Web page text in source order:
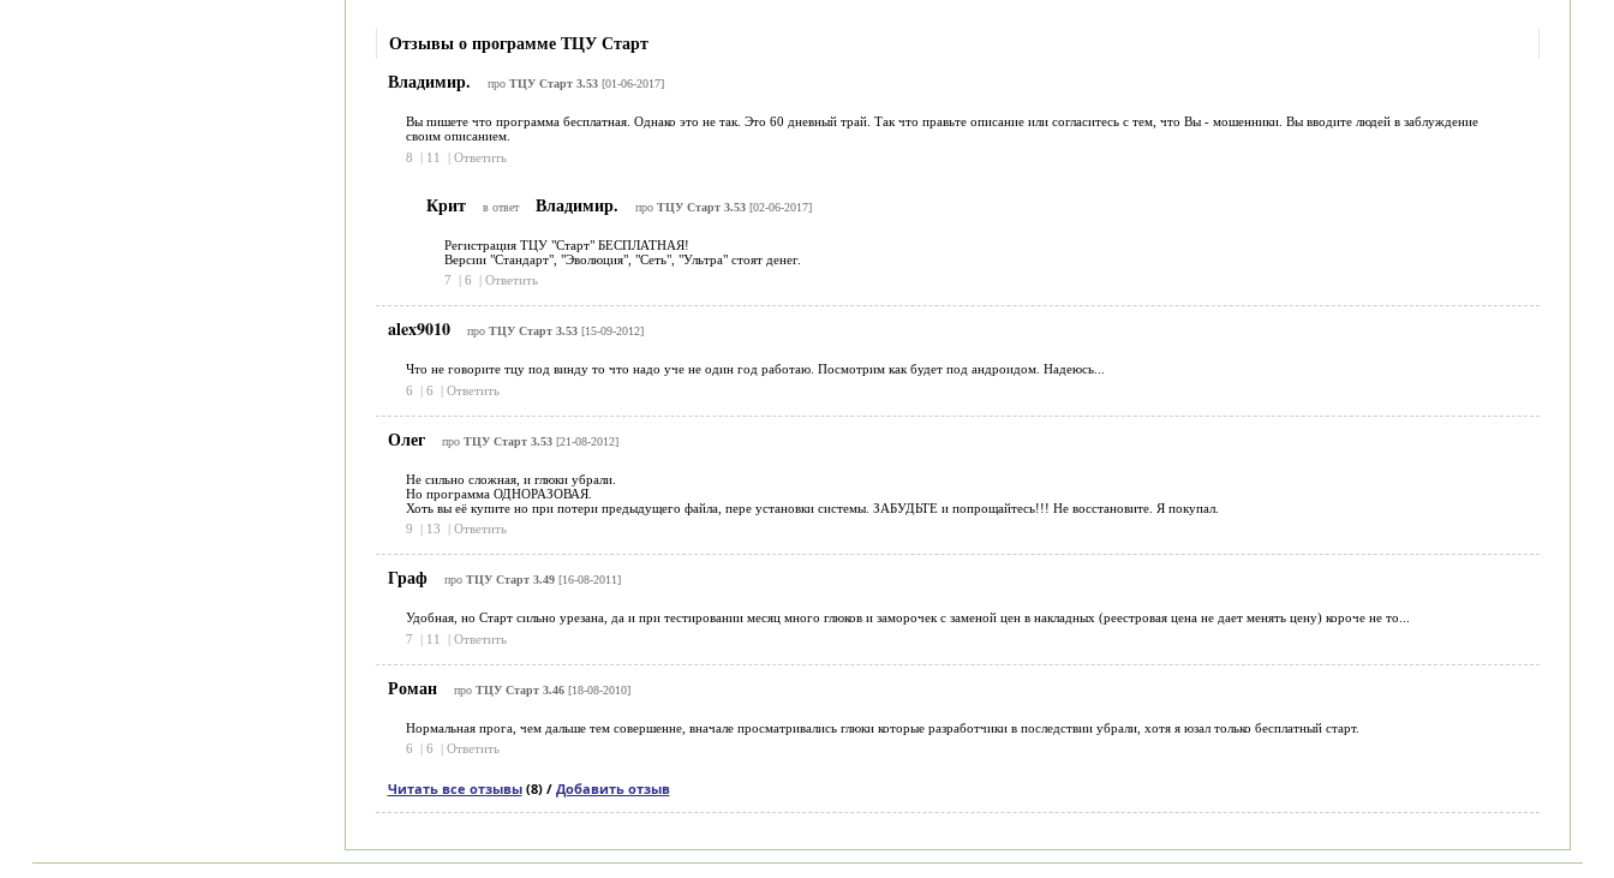
Отзывы о программе ТЦУ Старт
Владимир.
про ТЦУ Старт 3.53[01-06-2017]
Вы пишете что программа бесплатная. Однако это не так. Это 60 дневный трай. Так что правьте описание или согласитесь с тем, что Вы - мошенники. Вы вводите людей в заблуждение
своим описанием.
8
| 11 | Ответить
Крит в ответ Владимир. про ТЦУ Старт 3.53[02-06-2017]
Регистрация ТЦУ "Старт" БЕСПЛАТНАЯ!
Версии "Стандарт", "Эволюция", "Сеть", "Ультра" стоят денег.
7
| 6 | Ответить
alex9010 про ТЦУ Старт 3.53[15-09-2012]
Что не говорите тцу под винду то что надо уче не один год работаю. Посмотрим как будет под андроидом. Надеюсь...
6
| 6 | Ответить
Олег про ТЦУ Старт 3.53[21-08-2012]
Не сильно сложная, и глюки убрали.
Но программа ОДНОРАЗОВАЯ.
Хоть вы её купите но при потери предыдущего файла, пере установки системы. ЗАБУДЬТЕ и попрощайтесь!!! Не восстановите. Я покупал.
9
| 13 | Ответить
Граф про ТЦУ Старт 3.49[16-08-2011]
Удобная, но Старт сильно урезана, да и при тестировании месяц много глюков и заморочек с заменой цен в накладных (реестровая цена не дает менять цену) короче не то...
7
| 11 | Ответить
Роман про ТЦУ Старт 3.46[18-08-2010]
Нормальная прога, чем дальше тем совершенне, вначале просматривались глюки которые разработчики в последствии убрали, хотя я юзал только бесплатный старт.
6
| 6 | Ответить
Читать все отзывы(8) / Добавить отзыв